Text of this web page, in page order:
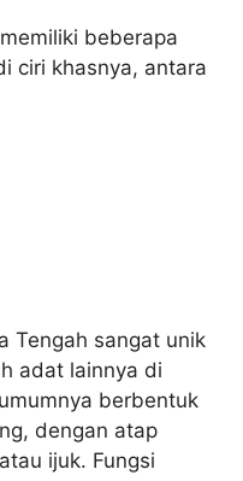
beberapa
ciri khasnya, antara
Tengah sangat unik
adat lainnya di
berbentuk
dengan atap
ijuk. Fungsi